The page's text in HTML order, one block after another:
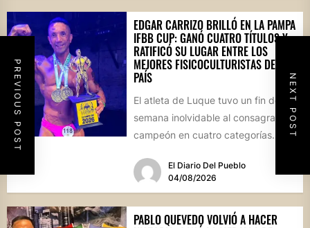
PREVIOUS POST NEXT POST
EDGAR CARRIZO BRILLÓ EN LA PAMPA
IFBB CUP: GANÓ CUATRO TÍTULOS Y
RATIFICÓ SU LUGAR ENTRE LOS
MEJORES FISICOCULTURISTAS DEL
PAÍS
El atleta de Luque tuvo un fin de
semana inolvidable al consagrarse
campeón en cuatro categorías
competencia...El Diario Del Pueblo
04/08/2026
PABLO QUEVEDO VOLVIÓ A HACER